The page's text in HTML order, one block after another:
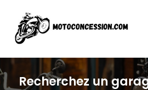
Recherchez un